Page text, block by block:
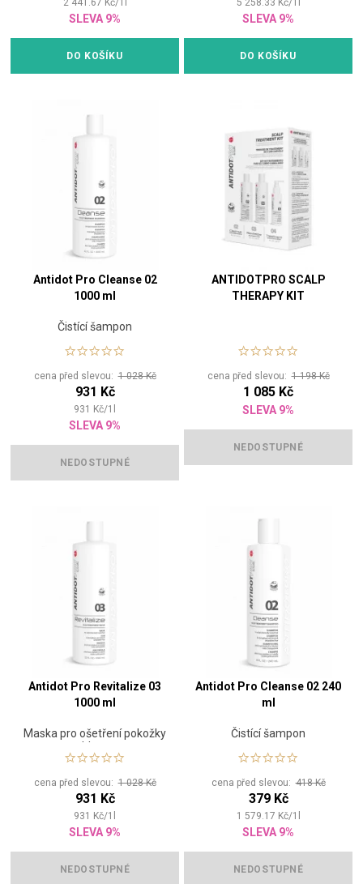
2 441.67 Kč/
SLEVA 9%
DO KOŠÍKU
5 258.33 Kč/
SLEVA 9%
DO KOŠÍKU
Antidot Pro Cleanse 02
1000 ml
Čistící šampon
cena před slevou:1 028 Kč
931 Kč
931 Kč/1
SLEVA 9%
NEDOSTUPNÉ
ANTIDOTPRO SCALP
THERAPY KIT
cena před slevou:1 198 Kč
1 085 Kč
SLEVA 9%
NEDOSTUPNÉ
Antidot Pro Revitalize 03
1000 ml
Maska pro ošetření pokožky
hlavy
cena před slevou:1 028 Kč
931 Kč
931 Kč/1
SLEVA 9%
NEDOSTUPNÉ
Antidot Pro Cleanse 02 240
ml
Čistící šampon
cena před slevou:418 Kč
379 Kč
1 579.17 Kč/1
SLEVA 9%
NEDOSTUPNÉ